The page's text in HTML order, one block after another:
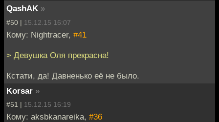
QashAK »
#50 | 15.12.15 16:07
Кому: Nightracer, #41
> Девушка Оля прекрасна!
Кстати, да! Давненько её не было.
Korsar »
#51 | 15.12.15 16:19
Кому: aksbkanareika, #36